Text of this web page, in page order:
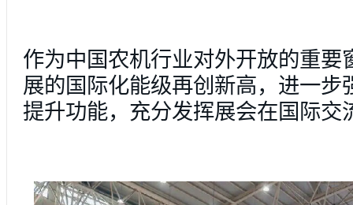
作为中国农机行业对外开放的重要
展的国际化能级再创新高，进一步
提升功能，充分发挥展会在国际交